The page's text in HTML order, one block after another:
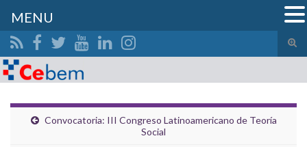
el
Search for:
Convocatoria: III Congreso Latinoamericano de Teoría
Social
MENU